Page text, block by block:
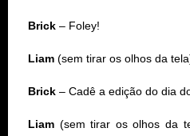
Brick – Foley!
Liam (sem tirar os olhos da
Brick – Cadê a edição do dia
Liam (sem tirar os olhos da